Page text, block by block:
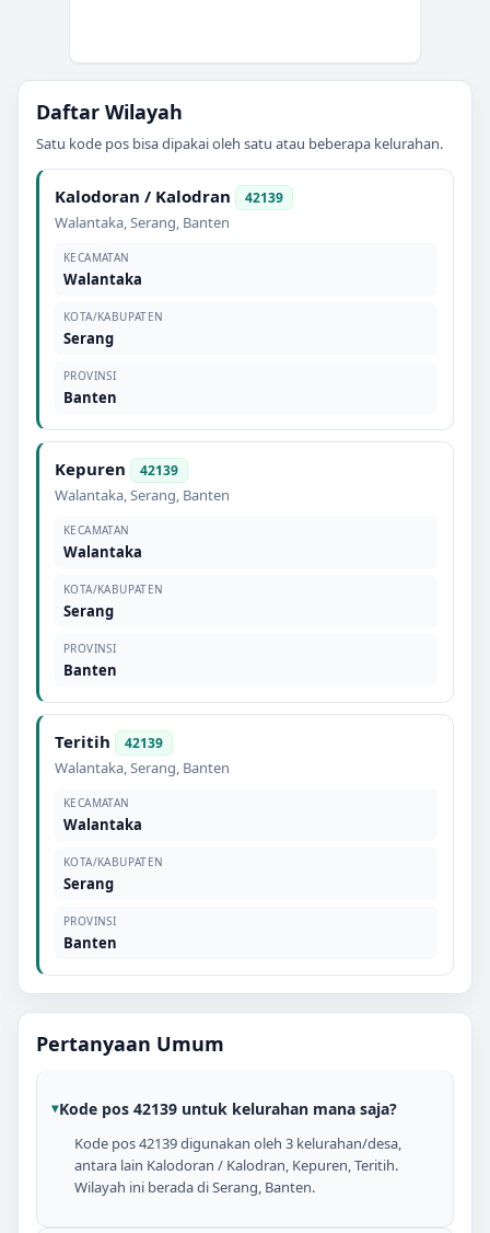
Daftar Wilayah
Satu kode pos bisa dipakai oleh satu atau beberapa kelurahan.
Kalodoran / Kalodran 42139
Walantaka,Serang, Banten
KECAMATAN
Walantaka
KOTA/KABUPATEN
Serang
PROVINSI
Banten
Kepuren 42139
Walantaka,Serang, Banten
KECAMATAN
Walantaka
KOTA/KABUPATEN
Serang
PROVINSI
Banten
Teritih 42139
Walantaka,Serang, Banten
KECAMATAN
Walantaka
KOTA/KABUPATEN
Serang
PROVINSI
Banten
Pertanyaan Umum
Kode pos 42139 untuk kelurahan mana saja?
Kode pos 42139 digunakan oleh 3 kelurahan/desa,
antara lain Kalodoran / Kalodran, Kepuren, Teritih.
Wilayah ini berada di Serang, Banten.